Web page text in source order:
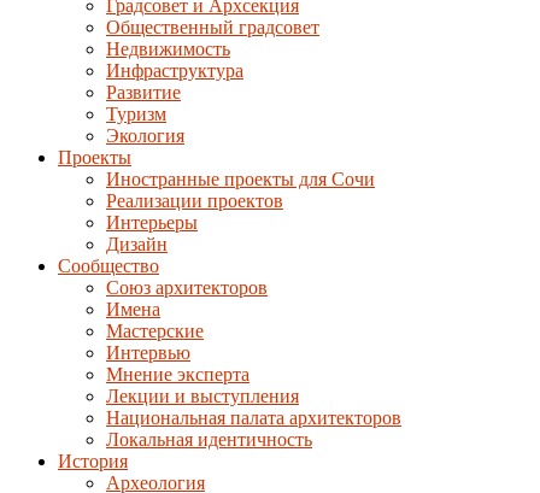
Градсовет и Архсекция
Общественный градсовет
Недвижимость
Инфраструктура
Развитие
Туризм
Экология
Проекты
Иностранные проекты для Сочи
Реализации проектов
Интерьеры
Дизайн
Сообщество
Союз архитекторов
Имена
Мастерские
Интервью
Мнение эксперта
Лекции и выступления
Национальная палата архитекторов
Локальная идентичность
История
Археология